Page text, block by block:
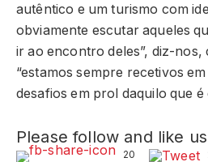
autêntico e um turismo com
obviamente escutar aqueles
ir ao encontro deles”, diz-nos,
“estamos sempre recetivos
desafios em prol daquilo que é
Please follow and like
20